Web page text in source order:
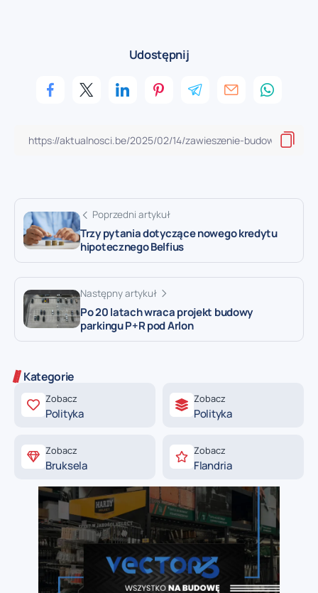
Udostępnij
Poprzedni artykuł
Trzy pytania dotyczące nowego kredytu
hipotecznego Belfius
Następny artykuł
Po 20 latach wraca projekt budowy
parkingu P+R pod Arlon
Kategorie
Zobacz
Polityka
Zobacz
Polityka
Zobacz
Bruksela
Zobacz
Flandria